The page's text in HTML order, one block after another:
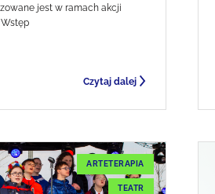
jest w ramach akcji
Wstęp
Czytaj dalej
ARTETERAPIA
TEATR